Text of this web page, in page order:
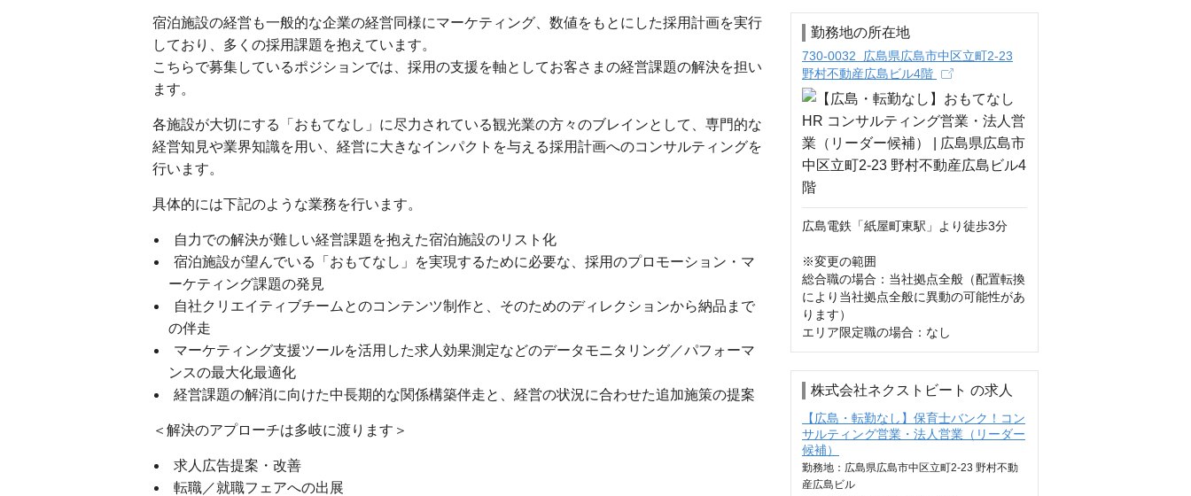
宿泊施設の経営も一般的な企業の経営同様にマーケティング、数値をもとにした採用計画を実行
しており、多くの採用課題を抱えています。
こちらで募集しているポジションでは、採用の支援を軸としてお客さまの経営課題の解決を担い
ます。
各施設が大切にする「おもてなし」に尽力されている観光業の方々のブレインとして、専門的な
経営知見や業界知識を用い、経営に大きなインパクトを与える採用計画へのコンサルティングを
行います。
具体的には下記のような業務を行います。
自力での解決が難しい経営課題を抱えた宿泊施設のリスト化
宿泊施設が望んでいる「おもてなし」を実現するために必要な、採用のプロモーション・マ
ーケティング課題の発見
自社クリエイティブチームとのコンテンツ制作と、そのためのディレクションから納品まで
の伴走
マーケティング支援ツールを活用した求人効果測定などのデータモニタリング／パフォーマ
ンスの最大化最適化
経営課題の解消に向けた中長期的な関係構築伴走と、経営の状況に合わせた追加施策の提案
＜解決のアプローチは多岐に渡ります＞
求人広告提案・改善
転職／就職フェアへの出展
勤務地の所在地
730-0032 広島県広島市中区立町2-23
野村不動産広島ビル4階
広島電鉄「紙屋町東駅」より徒歩3分
※変更の範囲
総合職の場合：当社拠点全般（配置転換
により当社拠点全般に異動の可能性があ
ります）
エリア限定職の場合：なし
株式会社ネクストビート の求人
【広島・転勤なし】保育士バンク！コン
サルティング営業・法人営業（リーダー
候補）
勤務地：広島県広島市中区立町2-23 野村不動
産広島ビル